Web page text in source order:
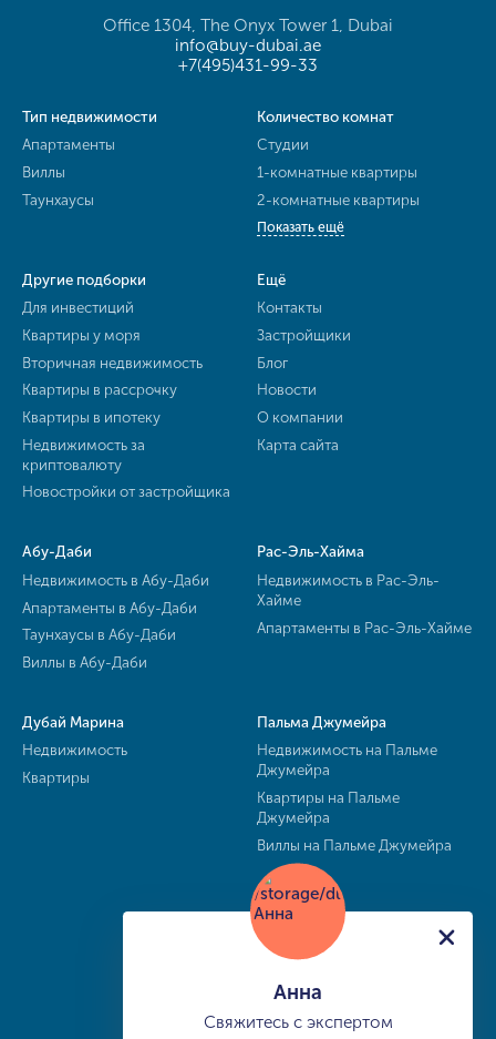
Office 1304, The Onyx Tower 1, Dubai
info@buy-dubai.ae
+7(495)431-99-33
Тип недвижимости
Апартаменты
Виллы
Таунхаусы
Количество комнат
Студии
1-комнатные квартиры
2-комнатные квартиры
Показать ещё
Другие подборки
Для инвестиций
Квартиры у моря
Вторичная недвижимость
Квартиры в рассрочку
Квартиры в ипотеку
Недвижимость за
криптовалюту
Новостройки от застройщика
Ещё
Контакты
Застройщики
Блог
Новости
О компании
Карта сайта
Абу-Даби
Недвижимость в Абу-Даби
Апартаменты в Абу-Даби
Таунхаусы в Абу-Даби
Виллы в Абу-Даби
Рас-Эль-Хайма
Недвижимость в Рас-Эль-
Хайме
Апартаменты в Рас-Эль-Хайме
Дубай Марина
Недвижимость
Квартиры
Пальма Джумейра
Недвижимость на Пальме
Джумейра
Квартиры на Пальме
Джумейра
Виллы на Пальме Джумейра
Анна
Свяжитесь с экспертом